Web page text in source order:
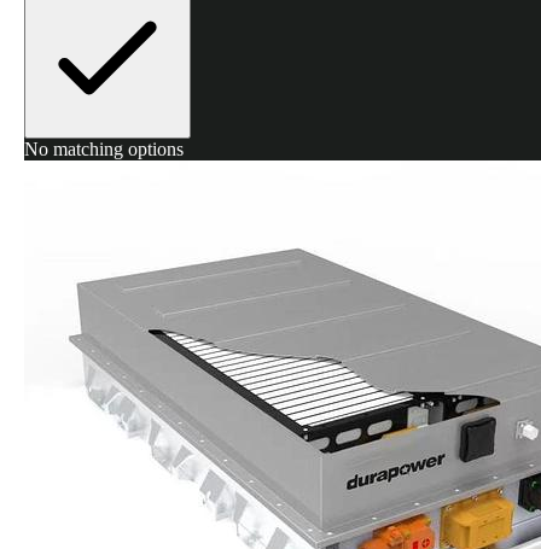
No matching options